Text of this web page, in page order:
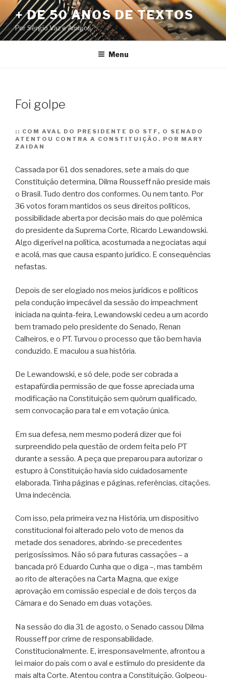
Pular
para
o
conteúdo
+ DE 50 ANOS DE TEXTOS
Por Sérgio Vaz e Amigos
Menu
Foi golpe
:: COM AVAL DO PRESIDENTE DO STF, O SENADO
ATENTOU CONTRA A CONSTITUIÇÃO. POR MARY
ZAIDAN
Cassada por 61 dos senadores, sete a mais do que
Constituição determina, Dilma Rousseff não preside mais
o Brasil. Tudo dentro dos conformes. Ou nem tanto. Por
36 votos foram mantidos os seus direitos políticos,
possibilidade aberta por decisão mais do que polêmica
do presidente da Suprema Corte, Ricardo Lewandowski.
Algo digerível na política, acostumada a negociatas aqui
e acolá, mas que causa espanto jurídico. E consequências
nefastas.
Depois de ser elogiado nos meios jurídicos e políticos
pela condução impecável da sessão do impeachment
iniciada na quinta-feira, Lewandowski cedeu a um acordo
bem tramado pelo presidente do Senado, Renan
Calheiros, e o PT. Turvou o processo que tão bem havia
conduzido. E maculou a sua história.
De Lewandowski, e só dele, pode ser cobrada a
estapafúrdia permissão de que fosse apreciada uma
modificação na Constituição sem quórum qualificado,
sem convocação para tal e em votação única.
Em sua defesa, nem mesmo poderá dizer que foi
surpreendido pela questão de ordem feita pelo PT
durante a sessão. A peça que preparou para autorizar o
estupro à Constituição havia sido cuidadosamente
elaborada. Tinha páginas e páginas, referências, citações.
Uma indecência.
Com isso, pela primeira vez na História, um dispositivo
constitucional foi alterado pelo voto de menos da
metade dos senadores, abrindo-se precedentes
perigosíssimos. Não só para futuras cassações – a
bancada pró Eduardo Cunha que o diga –, mas também
ao rito de alterações na Carta Magna, que exige
aprovação em comissão especial e de dois terços da
Câmara e do Senado em duas votações.
Na sessão do dia 31 de agosto, o Senado cassou Dilma
Rousseff por crime de responsabilidade.
Constitucionalmente. E, irresponsavelmente, afrontou a
lei maior do país com o aval e estímulo do presidente da
mais alta Corte. Atentou contra a Constituição. Golpeou-